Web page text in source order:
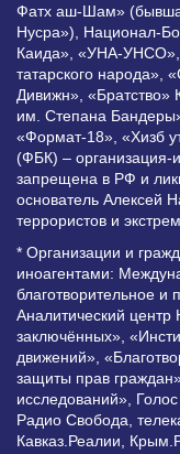
Фатх аш-Шам»
Нусра»), Национал-
Каида», «УНА-УНСО»,
татарского народа»,
Дивижн», «Братство»
им. Степана
«Формат-18», «Хизб
(ФБК) – организация-
запрещена в РФ и
основатель Алексей
террористов и
* Организации и
иноагентами:
благотворительное
Аналитический
заключённых»,
движений»,
защиты прав
исследований»,
Радио Свобода,
Кавказ.Реалии,